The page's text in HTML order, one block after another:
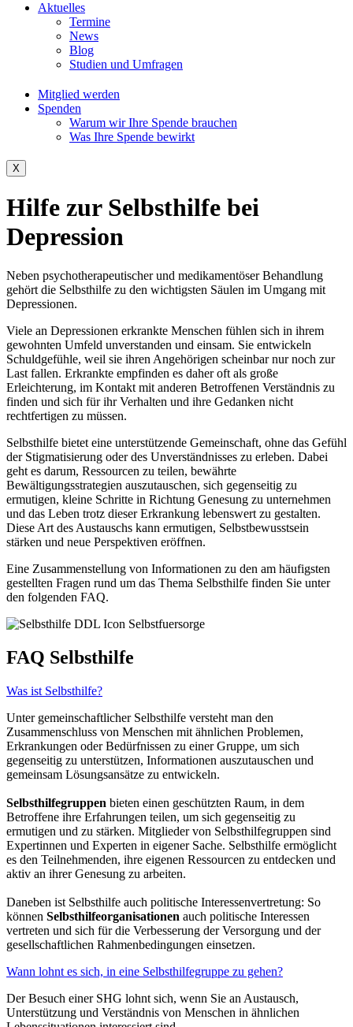
Aktuelles
Termine
News
Blog
Studien und Umfragen
Mitglied werden
Spenden
Warum wir Ihre Spende brauchen
Was Ihre Spende bewirkt
X
Hilfe zur Selbsthilfe bei
Depression
Neben psychotherapeutischer und medikamentöser Behandlung
gehört die Selbsthilfe zu den wichtigsten Säulen im Umgang mit
Depressionen.
Viele an Depressionen erkrankte Menschen fühlen sich in ihrem
gewohnten Umfeld unverstanden und einsam. Sie entwickeln
Schuldgefühle, weil sie ihren Angehörigen scheinbar nur noch zur
Last fallen. Erkrankte empfinden es daher oft als große
Erleichterung, im Kontakt mit anderen Betroffenen Verständnis zu
finden und sich für ihr Verhalten und ihre Gedanken nicht
rechtfertigen zu müssen.
Selbsthilfe bietet eine unterstützende Gemeinschaft, ohne das Gefühl
der Stigmatisierung oder des Unverständnisses zu erleben. Dabei
geht es darum, Ressourcen zu teilen, bewährte
Bewältigungsstrategien auszutauschen, sich gegenseitig zu
ermutigen, kleine Schritte in Richtung Genesung zu unternehmen
und das Leben trotz dieser Erkrankung lebenswert zu gestalten.
Diese Art des Austauschs kann ermutigen, Selbstbewusstsein
stärken und neue Perspektiven eröffnen.
Eine Zusammenstellung von Informationen zu den am häufigsten
gestellten Fragen rund um das Thema Selbsthilfe finden Sie unter
den folgenden FAQ.
FAQ Selbsthilfe
Was ist Selbsthilfe?
Unter gemeinschaftlicher Selbsthilfe versteht man den
Zusammenschluss von Menschen mit ähnlichen Problemen,
Erkrankungen oder Bedürfnissen zu einer Gruppe, um sich
gegenseitig zu unterstützen, Informationen auszutauschen und
gemeinsam Lösungsansätze zu entwickeln.
Selbsthilfegruppen bieten einen geschützten Raum, in dem
Betroffene ihre Erfahrungen teilen, um sich gegenseitig zu
ermutigen und zu stärken. Mitglieder von Selbsthilfegruppen sind
Expertinnen und Experten in eigener Sache. Selbsthilfe ermöglicht
es den Teilnehmenden, ihre eigenen Ressourcen zu entdecken und
aktiv an ihrer Genesung zu arbeiten.
Daneben ist Selbsthilfe auch politische Interessenvertretung: So
können Selbsthilfeorganisationen auch politische Interessen
vertreten und sich für die Verbesserung der Versorgung und der
gesellschaftlichen Rahmenbedingungen einsetzen.
Wann lohnt es sich, in eine Selbsthilfegruppe zu gehen?
Der Besuch einer SHG lohnt sich, wenn Sie an Austausch,
Unterstützung und Verständnis von Menschen in ähnlichen